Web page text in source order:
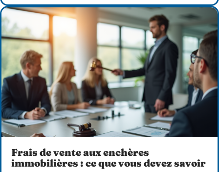
Frais de vente aux enchères
immobilières : ce que vous devez savoir